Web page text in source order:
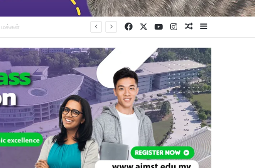
Facebook YouTubeInstagramRandom Article